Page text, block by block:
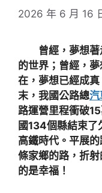
2026 年 6 月 16
曾經，夢想
的世界；曾經，
在，夢想已經成
末，我國公路總汽
路運營里程衝破
國134個縣結束
高鐵時代。平展
條家鄉的路，折
的是幸福！